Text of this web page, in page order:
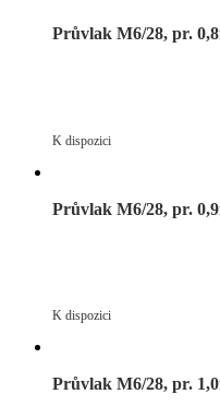
Průvlak M6/28, pr.
K dispozici
Průvlak M6/28, pr.
K dispozici
Průvlak M6/28, pr.